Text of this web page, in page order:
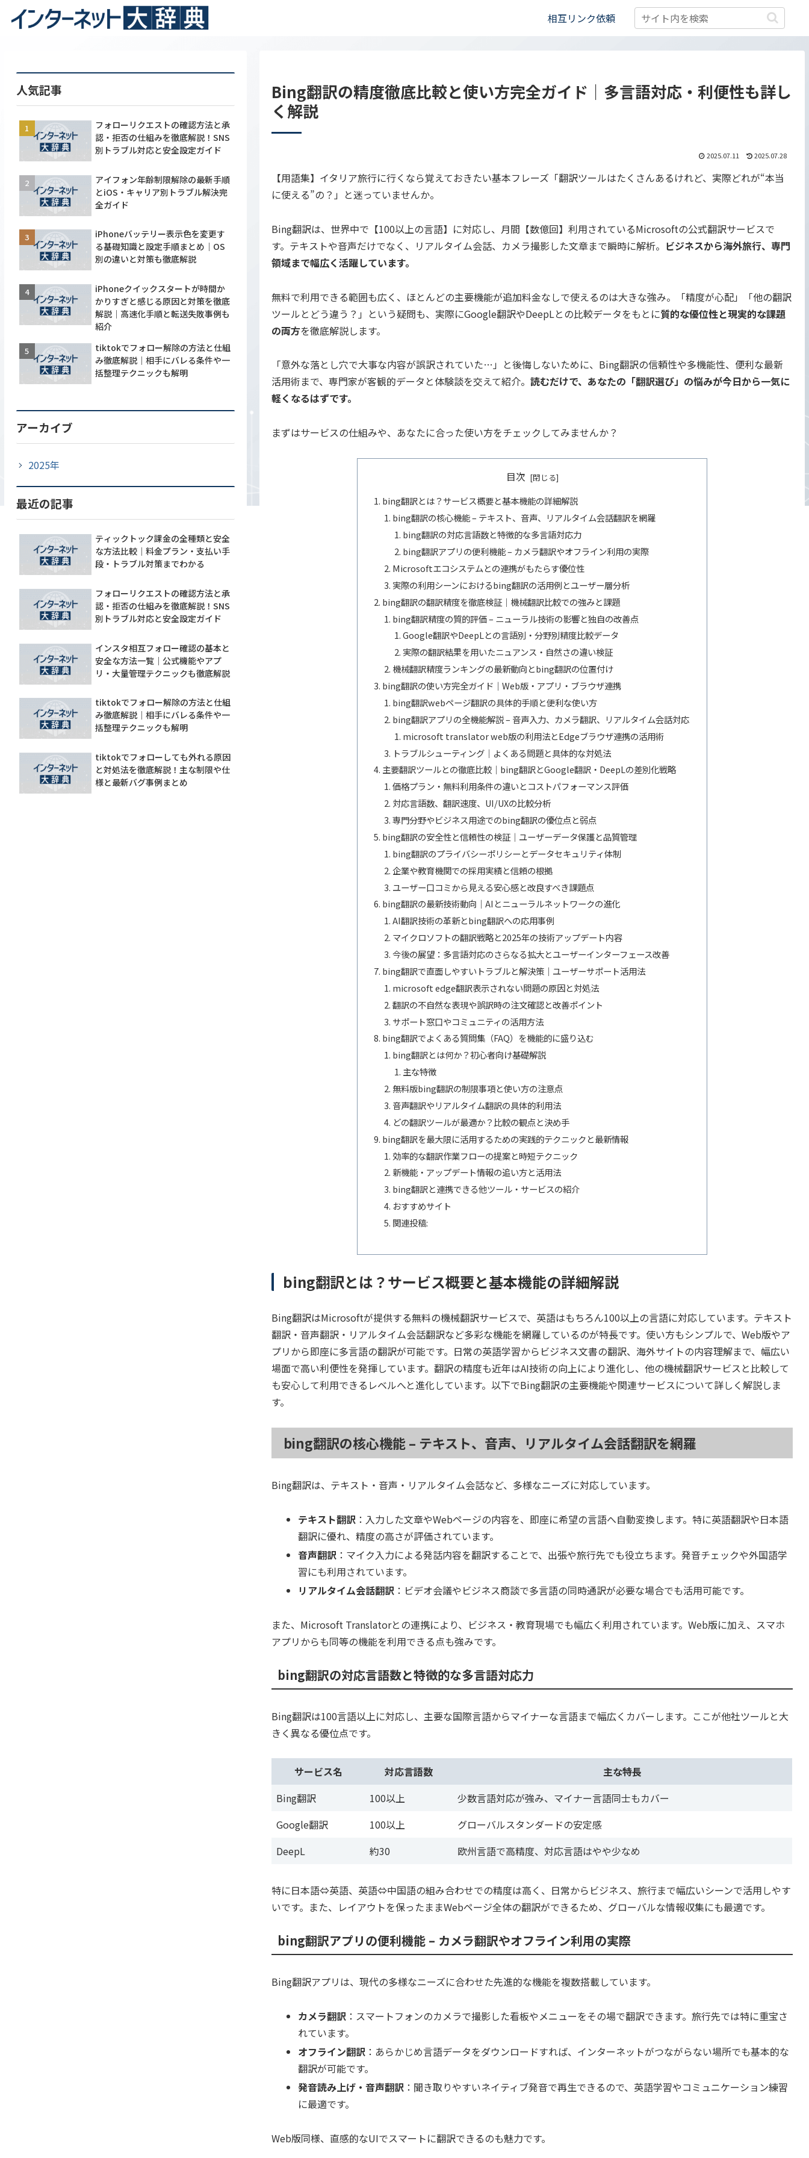
相互リンク依頼
Bing翻訳の精度徹底比較と使い方完全ガイド｜多言語対応・利便性も詳し
く解説
2025.07.11 2025.07.28
【用語集】イタリア旅行に行くなら覚えておきたい基本フレーズ「翻訳ツールはたくさんあるけれど、実際どれが“本当
に使える”の？」と迷っていませんか。
Bing翻訳は、世界中で【100以上の言語】に対応し、月間【数億回】利用されているMicrosoftの公式翻訳サービスで
す。テキストや音声だけでなく、リアルタイム会話、カメラ撮影した文章まで瞬時に解析。 ビジネスから海外旅行、専門
領域まで幅広く活躍しています。
無料で利用できる範囲も広く、ほとんどの主要機能が追加料金なしで使えるのは大きな強み。「精度が心配」「他の翻訳
ツールとどう違う？」という疑問も、実際にGoogle翻訳やDeepLとの比較データをもとに質的な優位性と現実的な課題
の両方を徹底解説します。
「意外な落とし穴で大事な内容が誤訳されていた…」と後悔しないために、Bing翻訳の信頼性や多機能性、便利な最新
活用術まで、専門家が客観的データと体験談を交えて紹介。読むだけで、あなたの「翻訳選び」の悩みが今日から一気に
軽くなるはずです。
まずはサービスの仕組みや、あなたに合った使い方をチェックしてみませんか？
目次
bing翻訳とは？サービス概要と基本機能の詳細解説
bing翻訳の核心機能 – テキスト、音声、リアルタイム会話翻訳を網羅
bing翻訳の対応言語数と特徴的な多言語対応力
bing翻訳アプリの便利機能 – カメラ翻訳やオフライン利用の実際
Microsoftエコシステムとの連携がもたらす優位性
実際の利用シーンにおけるbing翻訳の活用例とユーザー層分析
bing翻訳の翻訳精度を徹底検証｜機械翻訳比較での強みと課題
bing翻訳精度の質的評価 – ニューラル技術の影響と独自の改善点
Google翻訳やDeepLとの言語別・分野別精度比較データ
実際の翻訳結果を用いたニュアンス・自然さの違い検証
機械翻訳精度ランキングの最新動向とbing翻訳の位置付け
bing翻訳の使い方完全ガイド｜Web版・アプリ・ブラウザ連携
bing翻訳webページ翻訳の具体的手順と便利な使い方
bing翻訳アプリの全機能解説 – 音声入力、カメラ翻訳、リアルタイム会話対応
microsoft translator web版の利用法とEdgeブラウザ連携の活用術
トラブルシューティング｜よくある問題と具体的な対処法
主要翻訳ツールとの徹底比較｜bing翻訳とGoogle翻訳・DeepLの差別化戦略
価格プラン・無料利用条件の違いとコストパフォーマンス評価
対応言語数、翻訳速度、UI/UXの比較分析
専門分野やビジネス用途でのbing翻訳の優位点と弱点
bing翻訳の安全性と信頼性の検証｜ユーザーデータ保護と品質管理
bing翻訳のプライバシーポリシーとデータセキュリティ体制
企業や教育機関での採用実績と信頼の根拠
ユーザー口コミから見える安心感と改良すべき課題点
bing翻訳の最新技術動向｜AIとニューラルネットワークの進化
AI翻訳技術の革新とbing翻訳への応用事例
マイクロソフトの翻訳戦略と2025年の技術アップデート内容
今後の展望：多言語対応のさらなる拡大とユーザーインターフェース改善
bing翻訳で直面しやすいトラブルと解決策｜ユーザーサポート活用法
microsoft edge翻訳表示されない問題の原因と対処法
翻訳の不自然な表現や誤訳時の注文確認と改善ポイント
サポート窓口やコミュニティの活用方法
bing翻訳でよくある質問集（FAQ）を機能的に盛り込む
bing翻訳とは何か？初心者向け基礎解説
主な特徴
無料版bing翻訳の制限事項と使い方の注意点
音声翻訳やリアルタイム翻訳の具体的利用法
どの翻訳ツールが最適か？比較の観点と決め手
bing翻訳を最大限に活用するための実践的テクニックと最新情報
効率的な翻訳作業フローの提案と時短テクニック
新機能・アップデート情報の追い方と活用法
bing翻訳と連携できる他ツール・サービスの紹介
おすすめサイト
関連投稿:
bing翻訳とは？サービス概要と基本機能の詳細解説
Bing翻訳はMicrosoftが提供する無料の機械翻訳サービスで、英語はもちろん100以上の言語に対応しています。テキスト
翻訳・音声翻訳・リアルタイム会話翻訳など多彩な機能を網羅しているのが特長です。使い方もシンプルで、Web版やア
プリから即座に多言語の翻訳が可能です。日常の英語学習からビジネス文書の翻訳、海外サイトの内容理解まで、幅広い
場面で高い利便性を発揮しています。翻訳の精度も近年はAI技術の向上により進化し、他の機械翻訳サービスと比較して
も安心して利用できるレベルへと進化しています。以下でBing翻訳の主要機能や関連サービスについて詳しく解説しま
す。
bing翻訳の核心機能 – テキスト、音声、リアルタイム会話翻訳を網羅
Bing翻訳は、テキスト・音声・リアルタイム会話など、多様なニーズに対応しています。
テキスト翻訳 ：入力した文章やWebページの内容を、即座に希望の言語へ自動変換します。特に英語翻訳や日本語
翻訳に優れ、精度の高さが評価されています。
音声翻訳 ：マイク入力による発話内容を翻訳することで、出張や旅行先でも役立ちます。発音チェックや外国語学
習にも利用されています。
リアルタイム会話翻訳：ビデオ会議やビジネス商談で多言語の同時通訳が必要な場合でも活用可能です。
また、Microsoft Translatorとの連携により、ビジネス・教育現場でも幅広く利用されています。Web版に加え、スマホ
アプリからも同等の機能を利用できる点も強みです。
bing翻訳の対応言語数と特徴的な多言語対応力
Bing翻訳は100言語以上に対応し、主要な国際言語からマイナーな言語まで幅広くカバーします。ここが他社ツールと大
きく異なる優位点です。
サービス名 対応言語数
主な特長
Bing翻訳
100以上
少数言語対応が強み、マイナー言語同士もカバー
Google翻訳
100以上
グローバルスタンダードの安定感
DeepL
約30 欧州言語で高精度、対応言語はやや少なめ
特に日本語⇔英語、英語⇔中国語の組み合わせでの精度は高く、日常からビジネス、旅行まで幅広いシーンで活用しやす
いです。また、レイアウトを保ったままWebページ全体の翻訳ができるため、グローバルな情報収集にも最適です。
bing翻訳アプリの便利機能 – カメラ翻訳やオフライン利用の実際
Bing翻訳アプリは、現代の多様なニーズに合わせた先進的な機能を複数搭載しています。
カメラ翻訳 ：スマートフォンのカメラで撮影した看板やメニューをその場で翻訳できます。旅行先では特に重宝さ
れています。
オフライン翻訳：あらかじめ言語データをダウンロードすれば、インターネットがつながらない場所でも基本的な
翻訳が可能です。
発音読み上げ・音声翻訳：聞き取りやすいネイティブ発音で再生できるので、英語学習やコミュニケーション練習
に最適です。
Web版同様、直感的なUIでスマートに翻訳できるのも魅力です。
人気記事
フォローリクエストの確認方法と承
認・拒否の仕組みを徹底解説！SNS
別トラブル対応と安全設定ガイド
アイフォン年齢制限解除の最新手順
とiOS・キャリア別トラブル解決完
全ガイド
iPhoneバッテリー表示色を変更す
る基礎知識と設定手順まとめ｜OS
別の違いと対策も徹底解説
iPhoneクイックスタートが時間か
かりすぎと感じる原因と対策を徹底
解説｜高速化手順と転送失敗事例も
紹介
tiktokでフォロー解除の方法と仕組
み徹底解説｜相手にバレる条件や一
括整理テクニックも解明
アーカイブ
2025年
最近の記事
ティックトック課金の全種類と安全
な方法比較｜料金プラン・支払い手
段・トラブル対策までわかる
フォローリクエストの確認方法と承
認・拒否の仕組みを徹底解説！SNS
別トラブル対応と安全設定ガイド
インスタ相互フォロー確認の基本と
安全な方法一覧｜公式機能やアプ
リ・大量管理テクニックも徹底解説
tiktokでフォロー解除の方法と仕組
み徹底解説｜相手にバレる条件や一
括整理テクニックも解明
tiktokでフォローしても外れる原因
と対処法を徹底解説！主な制限や仕
様と最新バグ事例まとめ